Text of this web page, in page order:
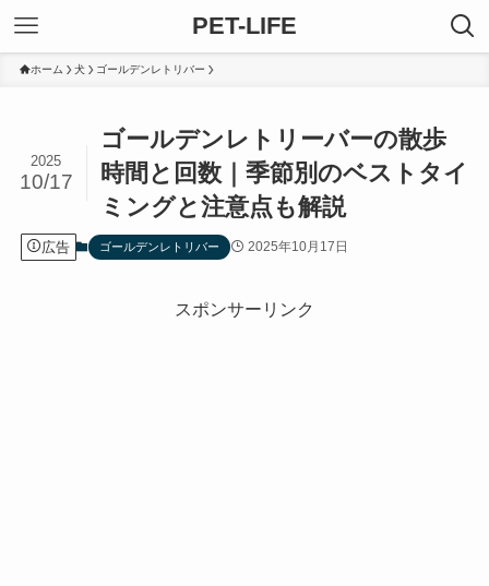
PET-LIFE
ホーム 犬 ゴールデンレトリバー
ゴールデンレトリーバーの散歩
時間と回数｜季節別のベストタイ
ミングと注意点も解説
2025
10/17
広告 ゴールデンレトリバー 2025年10月17日
スポンサーリンク